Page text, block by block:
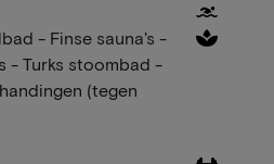
- Finse sauna's -
- Turks stoombad -
(tegen